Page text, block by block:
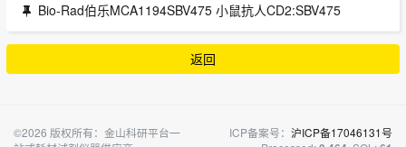
Bio-Rad伯乐MCA1194SBV475 小鼠抗人CD2:SBV475
返回
©2026 版权所有：金山科研平台一
ICP备案号： 沪ICP备17046131号